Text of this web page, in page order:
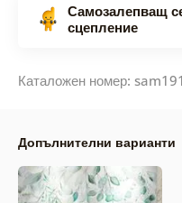
Самозалепващ
сцепление
Каталожен номер:
Допълнителни варианти